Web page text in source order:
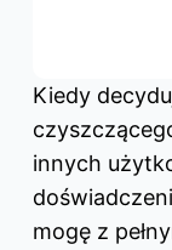
Kiedy
innych
mogę z